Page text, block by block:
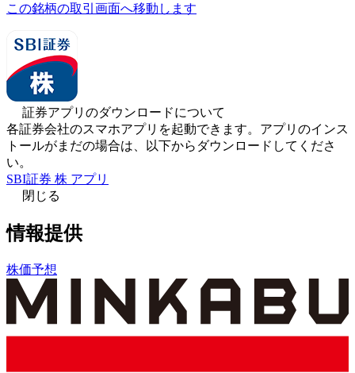
この銘柄の取引画面へ移動します
証券アプリのダウンロードについて
各証券会社のスマホアプリを起動できます。アプリのインス
トールがまだの場合は、以下からダウンロードしてくださ
い。
SBI証券 株 アプリ
閉じる
情報提供
株価予想